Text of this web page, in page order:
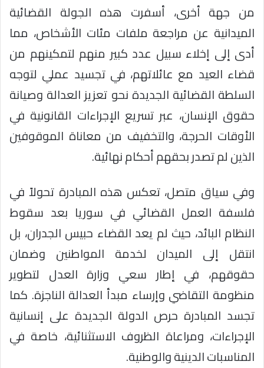
من جهة أخرى، أسفرت هذه الجولة القضائية
الميدانية عن مراجعة ملفات مئات الأشخاص، مما
أدى إلى إخلاء سبيل عدد كبير منهم لتمكينهم من
قضاء العيد مع عائلاتهم، في تجسيد عملي لتوجه
السلطة القضائية الجديدة نحو تعزيز العدالة وصيانة
حقوق الإنسان، عبر تسريع الإجراءات القانونية في
الأوقات الحرجة، والتخفيف من معاناة الموقوفين
الذين لم تصدر بحقهم أحكام نهائية.
وفي سياق متصل، تعكس هذه المبادرة تحولاً في
فلسفة العمل القضائي في سوريا بعد سقوط
النظام البائد، حيث لم يعد القضاء حبيس الجدران، بل
انتقل إلى الميدان لخدمة المواطنين وضمان
حقوقهم، في إطار سعي وزارة العدل لتطوير
منظومة التقاضي وإرساء مبدأ العدالة الناجزة. كما
تجسد المبادرة حرص الدولة الجديدة على إنسانية
الإجراءات، ومراعاة الظروف الاستثنائية، خاصة في
المناسبات الدينية والوطنية.